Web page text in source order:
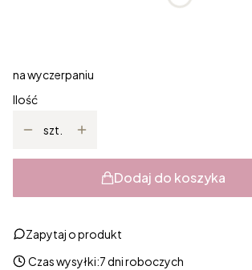
na wyczerpaniu
Ilość
szt.
Dodaj do koszyka
Zapytaj o produkt
Czas wysyłki:7 dni roboczych